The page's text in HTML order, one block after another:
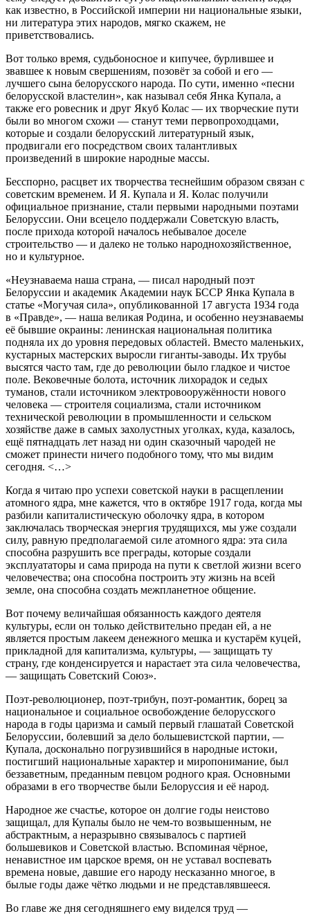
как известно, в Российской империи ни национальные языки,
ни литература этих народов, мягко скажем, не
приветствовались.
Вот только время, судьбоносное и кипучее, бурлившее и
звавшее к новым свершениям, позовёт за собой и его —
лучшего сына белорусского народа. По сути, именно «песни
белорусской властелин», как называл себя Янка Купала, а
также его ровесник и друг Якуб Колас — их творческие пути
были во многом схожи — станут теми первопроходцами,
которые и создали белорусский литературный язык,
продвигали его посредством своих талантливых
произведений в широкие народные массы.
Бесспорно, расцвет их творчества теснейшим образом связан с
советским временем. И Я. Купала и Я. Колас получили
официальное признание, стали первыми народными поэтами
Белоруссии. Они всецело поддержали Советскую власть,
после прихода которой началось небывалое доселе
строительство — и далеко не только народнохозяйственное,
но и культурное.
«Неузнаваема наша страна, — писал народный поэт
Белоруссии и академик Академии наук БССР Янка Купала в
статье «Могучая сила», опубликованной 17 августа 1934 года
в «Правде», — наша великая Родина, и особенно неузнаваемы
её бывшие окраины: ленинская национальная политика
подняла их до уровня передовых областей. Вместо маленьких,
кустарных мастерских выросли гиганты-заводы. Их трубы
высятся часто там, где до революции было гладкое и чистое
поле. Вековечные болота, источник лихорадок и седых
туманов, стали источником электровооружённости нового
человека — строителя социализма, стали источником
технической революции в промышленности и сельском
хозяйстве даже в самых захолустных уголках, куда, казалось,
ещё пятнадцать лет назад ни один сказочный чародей не
сможет принести ничего подобного тому, что мы видим
сегодня. <…>
Когда я читаю про успехи советской науки в расщеплении
атомного ядра, мне кажется, что в октябре 1917 года, когда мы
разбили капиталистическую оболочку ядра, в котором
заключалась творческая энергия трудящихся, мы уже создали
силу, равную предполагаемой силе атомного ядра: эта сила
способна разрушить все преграды, которые создали
эксплуататоры и сама природа на пути к светлой жизни всего
человечества; она способна построить эту жизнь на всей
земле, она способна создать межпланетное общение.
Вот почему величайшая обязанность каждого деятеля
культуры, если он только действительно предан ей, а не
является простым лакеем денежного мешка и кустарём куцей,
прикладной для капитализма, культуры, — защищать ту
страну, где конденсируется и нарастает эта сила человечества,
— защищать Советский Союз».
Поэт-революционер, поэт-трибун, поэт-романтик, борец за
национальное и социальное освобождение белорусского
народа в годы царизма и самый первый глашатай Советской
Белоруссии, болевший за дело большевистской партии, —
Купала, досконально погрузившийся в народные истоки,
постигший национальные характер и миропонимание, был
беззаветным, преданным певцом родного края. Основными
образами в его творчестве были Белоруссия и её народ.
Народное же счастье, которое он долгие годы неистово
защищал, для Купалы было не чем-то возвышенным, не
абстрактным, а неразрывно связывалось с партией
большевиков и Советской властью. Вспоминая чёрное,
ненавистное им царское время, он не уставал воспевать
времена новые, давшие его народу несказанно многое, в
былые годы даже чётко людьми и не представлявшееся.
Во главе же дня сегодняшнего ему виделся труд —